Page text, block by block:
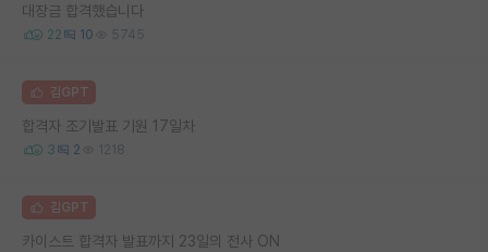
대장금 합격했습니다
22 10 5745
김GPT
합격자 조기발표 기원 17일차
3 2 1218
김GPT
카이스트 합격자 발표까지 23일의 전사 ON